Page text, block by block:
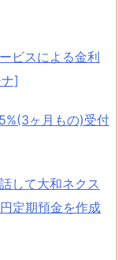
ビスによる金利
]
ヶ月もの)受付
して大和ネクス
定期預金を作成